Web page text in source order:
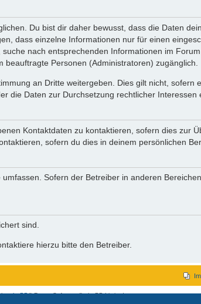
Du bist dir daher bewusst, dass die Daten
dass einzelne Informationen nur für einen
nach entsprechenden Informationen im
Personen (Administratoren) zugänglich.
an Dritte weitergeben. Dies gilt nicht, sofern
die Daten zur Durchsetzung rechtlicher Interessen
Kontaktdaten zu kontaktieren, sofern dies zur
sofern du dies in deinem persönlichen
Sofern der Betreiber in anderen
sind.
hierzu bitte den Betreiber.
byphpBB® Forum Software © phpBB Limited